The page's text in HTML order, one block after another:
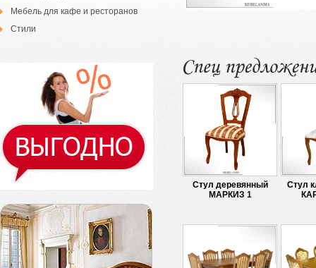
Мебель для кафе и ресторанов
Стили
Стул деревянный
МАРКИЗ 1
Стул